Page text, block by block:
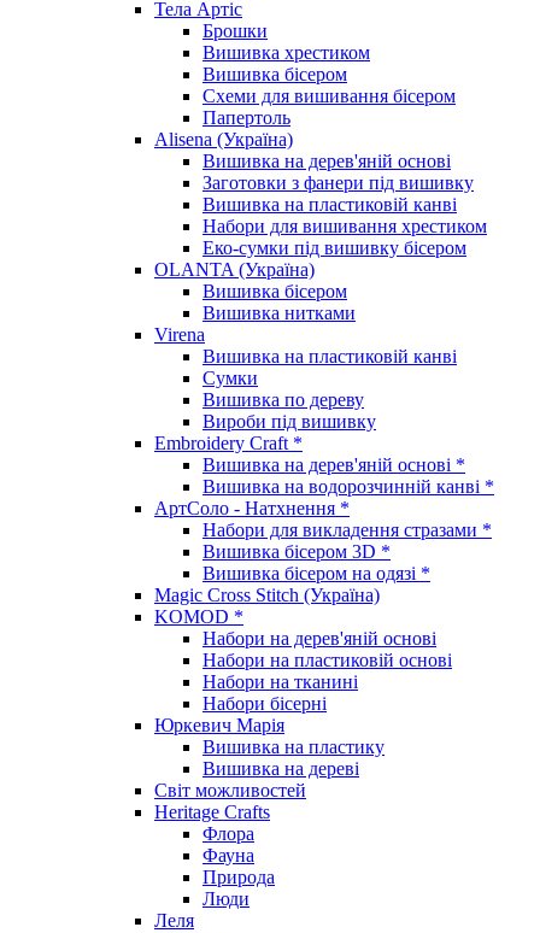
Тела Артіс
Брошки
Вишивка хрестиком
Вишивка бісером
Схеми для вишивання бісером
Папертоль
Alisena (Україна)
Вишивка на дерев'яній основі
Заготовки з фанери під вишивку
Вишивка на пластиковій канві
Набори для вишивання хрестиком
Еко-сумки під вишивку бісером
OLANTA (Україна)
Вишивка бісером
Вишивка нитками
Virena
Вишивка на пластиковій канві
Сумки
Вишивка по дереву
Вироби під вишивку
Embroidery Craft *
Вишивка на дерев'яній основі *
Вишивка на водорозчинній канві *
АртСоло - Натхнення *
Набори для викладення стразами *
Вишивка бісером 3D *
Вишивка бісером на одязі *
Magic Cross Stitch (Україна)
KOMOD *
Набори на дерев'яній основі
Набори на пластиковій основі
Набори на тканині
Набори бісерні
Юркевич Марія
Вишивка на пластику
Вишивка на дереві
Світ можливостей
Heritage Crafts
Флора
Фауна
Природа
Люди
Леля